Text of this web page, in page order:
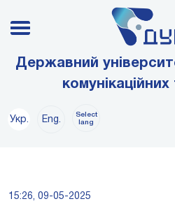
Державний
комунікаційних
Укр. Eng.
Select
lang
15:26, 09-05-2025